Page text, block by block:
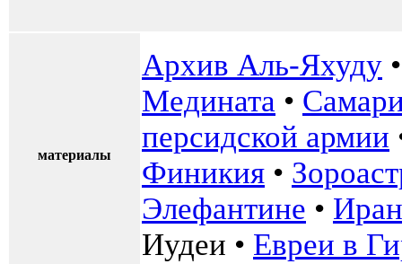
материалы
Архив Аль-Яхуду
Медината •
персидской армии
Финикия •
Элефантине •
Иудеи • Евреи в